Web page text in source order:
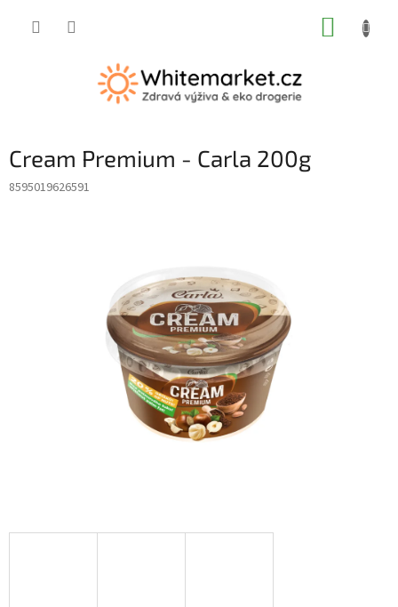
Cream Premium - Carla 200g
8595019626591